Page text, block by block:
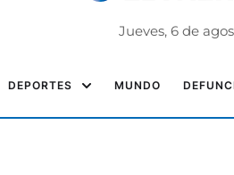
Jueves, 6 de
DEPORTES MUNDO